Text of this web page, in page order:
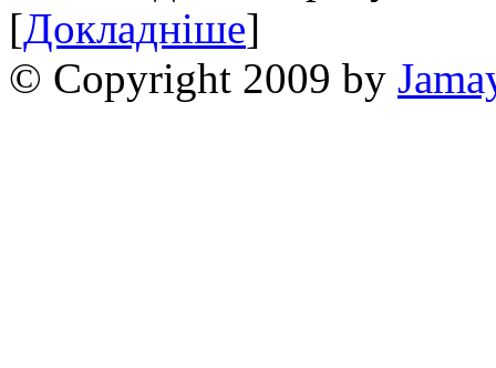
[Докладніше]
© Copyright 2009 by